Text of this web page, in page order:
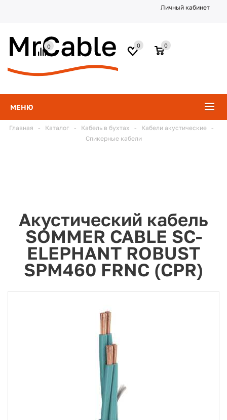
Личный кабинет
МЕНЮ
0
0
0
Главная - Каталог - Кабель в бухтах - Кабели акустические
-
Спикерные кабели
Акустический кабель
SOMMER CABLE SC-
ELEPHANT ROBUST
SPM460 FRNC (CPR)